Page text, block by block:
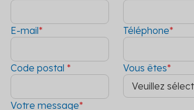
E-mail* Téléphone*
Code postal * Vous êtes*
Votre message*